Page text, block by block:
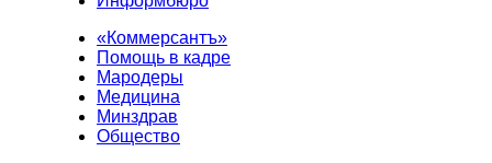
«Коммерсантъ»
Помощь в кадре
Мародеры
Медицина
Минздрав
Общество